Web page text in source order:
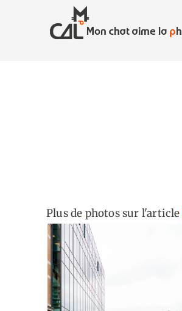
Plus de photos sur l'article